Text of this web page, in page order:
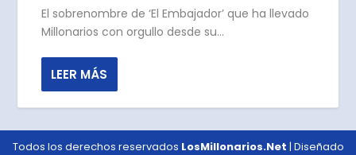
El sobrenombre de ‘El Embajador’ que ha llevado
Millonarios con orgullo desde su...
LEER MÁS
Todos los derechos reservados LosMillonarios.Net | Diseñado